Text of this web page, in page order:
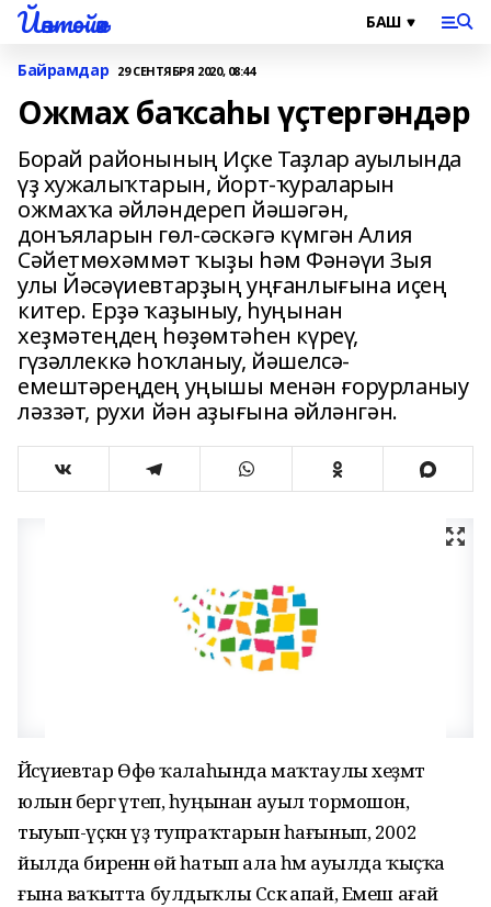
Йәнтөйәк
Байрамдар 29 СЕНТЯБРЯ 2020, 08:44
Ожмах баҡсаһы үҫтергәндәр
Борай районының Иҫке Таҙлар ауылында
үҙ хужалыҡтарын, йорт-ҡураларын
ожмахҡа әйләндереп йәшәгән,
донъяларын гөл-сәскәгә күмгән Алия
Сәйетмөхәммәт ҡыҙы һәм Фәнәүи Зыя
улы Йәсәүиевтарҙың уңғанлығына иҫең
китер. Ерҙә ҡаҙыныу, һуңынан
хеҙмәтеңдең һөҙөмтәһен күреү,
гүзәллеккә һоҡланыу, йәшелсә-
емештәреңдең уңышы менән ғорурланыу
ләззәт, рухи йән аҙығына әйләнгән.
Йәсәүиевтар Өфө ҡалаһында маҡтаулы хеҙмәт
юлын бергә үтеп, һуңынан ауыл тормошон,
тыуып-үҫкән үҙ тупраҡтарын һағынып, 2002
йылда биренән өй һатып ала һәм ауылда ҡыҫҡа
ғына ваҡытта булдыҡлы Сәскә апай, Емеш ағай